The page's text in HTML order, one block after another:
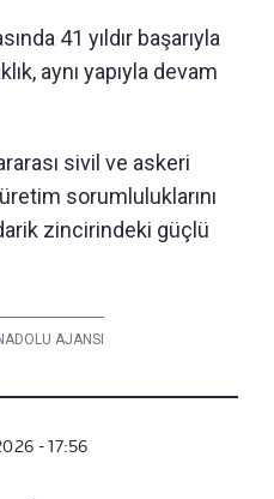
41 yıldır başarıyla
aynı yapıyla devam
sivil ve askeri
sorumluluklarını
zincirindeki güçlü
AJANSI
- 17:56